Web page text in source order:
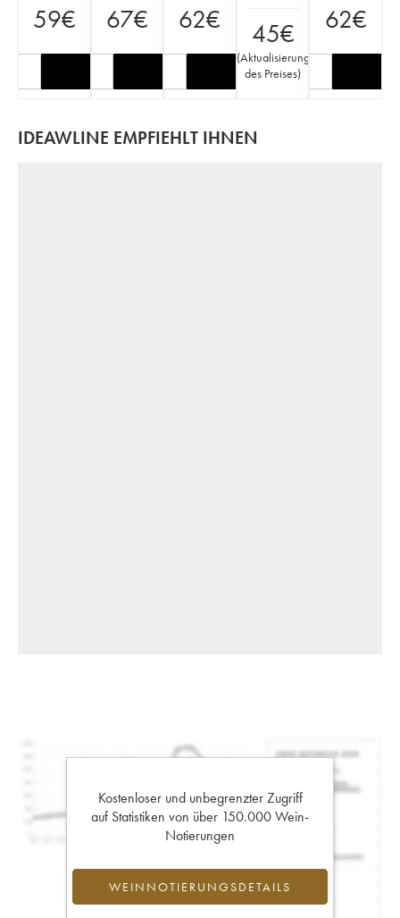
59€ 67€ 62€ 45€
(Aktualisierung
des Preises)
62€
IDEAWLINE EMPFIEHLT IHNEN
Kostenloser und unbegrenzter Zugriff
auf Statistiken von über 150.000 Wein-
Notierungen
WEINNOTIERUNGSDETAILS